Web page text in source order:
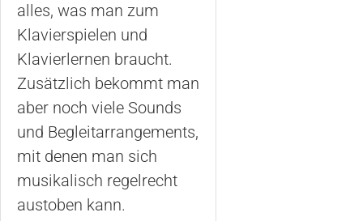
alles, was man zum
Klavierspielen und
Klavierlernen braucht.
Zusätzlich bekommt man
aber noch viele Sounds
und Begleitarrangements,
mit denen man sich
musikalisch regelrecht
austoben kann.